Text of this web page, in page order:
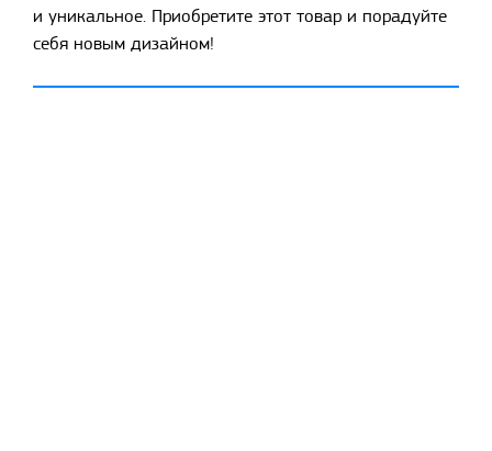
и уникальное. Приобретите этот товар и порадуйте
себя новым дизайном!